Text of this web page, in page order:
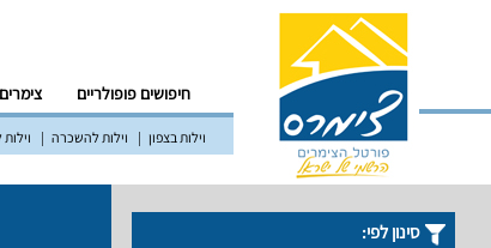
חיפושים פופולריים צימרים
וילות בצפון וילות להשכרה
סינון לפי: